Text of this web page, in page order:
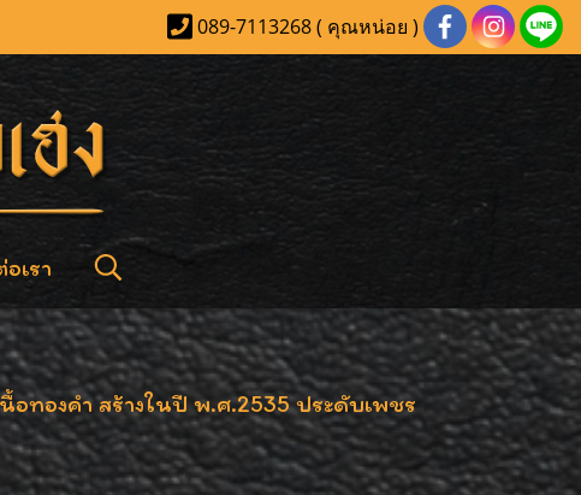
089-7113268 ( คุณหน่อย )
เรา
อทองคำ สร้างในปี พ.ศ.2535 ประดับเพชร